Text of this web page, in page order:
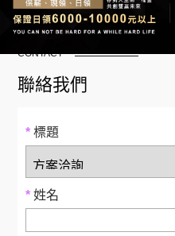
聯絡我們
CONTACT
聯絡我們
* 標題
* 姓名